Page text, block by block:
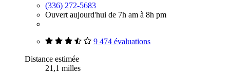
(336) 272-5683
Ouvert aujourd'hui de 7h am à 8h pm
9 474 évaluations
Distance estimée
21,1 milles